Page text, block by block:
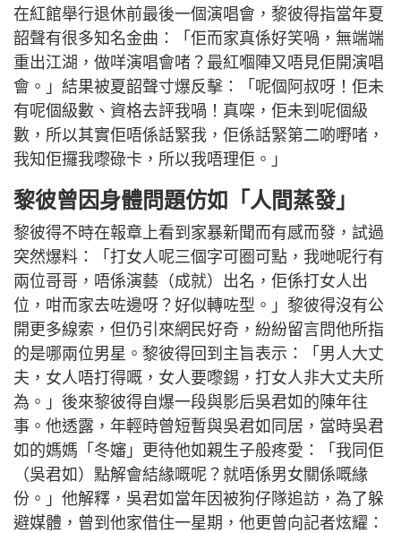
在紅館舉行退休前最後一個演唱會，黎彼得指當年夏
韶聲有很多知名金曲：「佢而家真係好笑喎，無端端
重出江湖，做咩演唱會啫？最紅嗰陣又唔見佢開演唱
會。」結果被夏韶聲寸爆反擊：「呢個阿叔呀！佢未
有呢個級數、資格去評我喎！真㗎，佢未到呢個級
數，所以其實佢唔係話緊我，佢係話緊第二啲嘢啫，
我知佢攞我嚟碌卡，所以我唔理佢。」
黎彼曾因身體問題仿如「人間蒸發」
黎彼得不時在報章上看到家暴新聞而有感而發，試過
突然爆料：「打女人呢三個字可圈可點，我哋呢行有
兩位哥哥，唔係演藝（成就）出名，佢係打女人出
位，咁而家去咗邊呀？好似轉咗型。」黎彼得沒有公
開更多線索，但仍引來網民好奇，紛紛留言問他所指
的是哪兩位男星。黎彼得回到主旨表示：「男人大丈
夫，女人唔打得嘅，女人要嚟錫，打女人非大丈夫所
為。」後來黎彼得自爆一段與影后吳君如的陳年往
事。他透露，年輕時曾短暫與吳君如同居，當時吳君
如的媽媽「冬嬸」更待他如親生子般疼愛：「我同佢
（吳君如）點解會結緣嘅呢？就唔係男女關係嘅緣
份。」他解釋，吳君如當年因被狗仔隊追訪，為了躲
避媒體，曾到他家借住一星期，他更曾向記者炫耀：